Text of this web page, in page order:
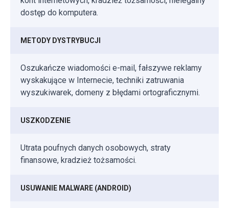
dostęp do komputera.
METODY DYSTRYBUCJI
Oszukańcze wiadomości e-mail, fałszywe reklamy
wyskakujące w Internecie, techniki zatruwania
wyszukiwarek, domeny z błędami ortograficznymi.
USZKODZENIE
Utrata poufnych danych osobowych, straty
finansowe, kradzież tożsamości.
USUWANIE MALWARE (ANDROID)